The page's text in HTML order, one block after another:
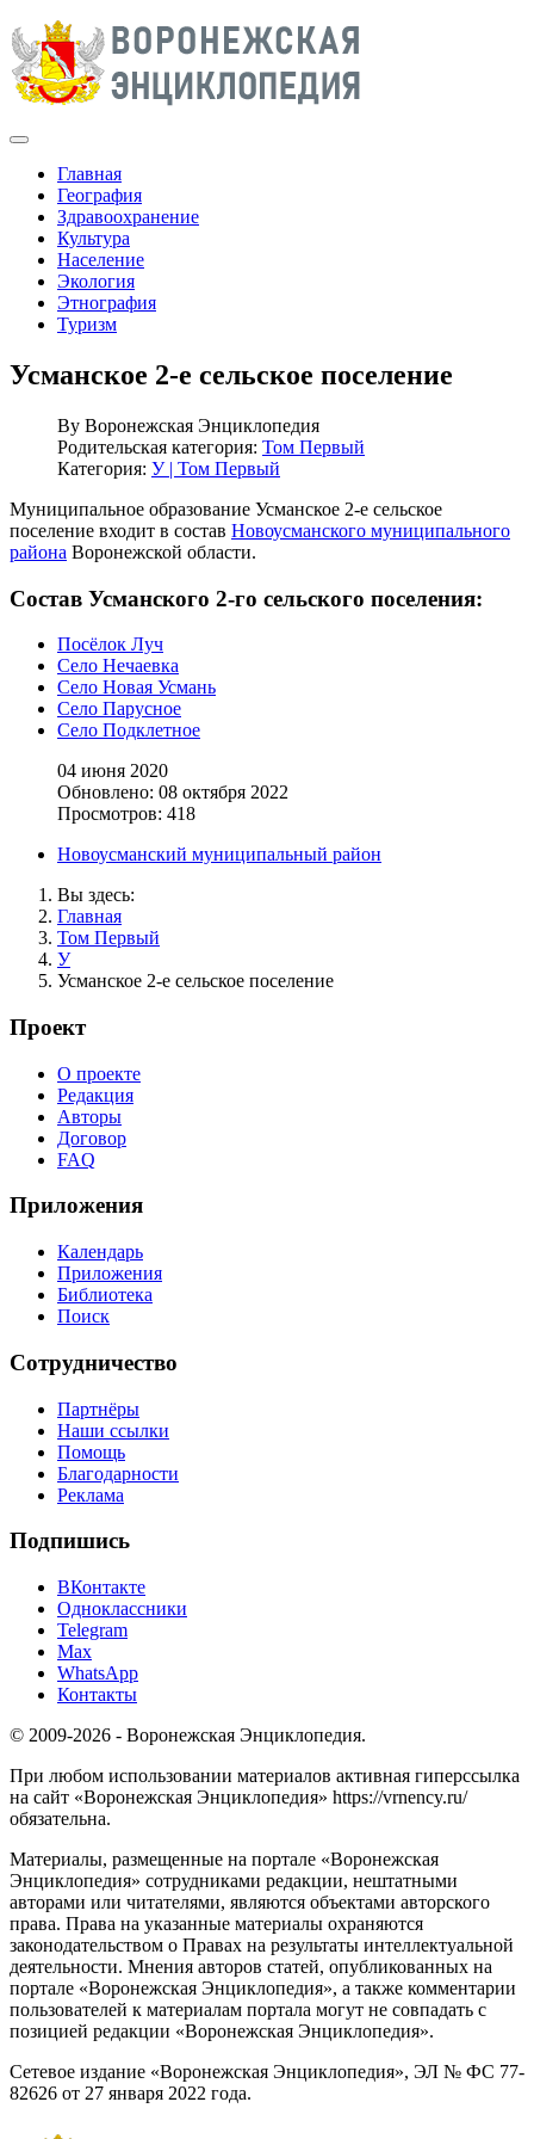
Главная
География
Здравоохранение
Культура
Население
Экология
Этнография
Туризм
Усманское 2-е сельское поселение
By Воронежская Энциклопедия
Родительская категория: Том Первый
Категория: У | Том Первый
Муниципальное образование Усманское 2-е сельское
поселение входит в состав Новоусманского муниципального
района Воронежской области.
Состав Усманского 2-го сельского поселения:
Посёлок Луч
Село Нечаевка
Село Новая Усмань
Село Парусное
Село Подклетное
04 июня 2020
Обновлено: 08 октября 2022
Просмотров: 418
Новоусманский муниципальный район
Вы здесь:
Главная
Том Первый
У
Усманское 2-е сельское поселение
Проект
О проекте
Редакция
Авторы
Договор
FAQ
Приложения
Календарь
Приложения
Библиотека
Поиск
Сотрудничество
Партнёры
Наши ссылки
Помощь
Благодарности
Реклама
Подпишись
ВКонтакте
Одноклассники
Telegram
Max
WhatsApp
Контакты
© 2009-2026 - Воронежская Энциклопедия.
При любом использовании материалов активная гиперссылка
на сайт «Воронежская Энциклопедия» https://vrnency.ru/
обязательна.
Материалы, размещенные на портале «Воронежская
Энциклопедия» сотрудниками редакции, нештатными
авторами или читателями, являются объектами авторского
права. Права на указанные материалы охраняются
законодательством о Правах на результаты интеллектуальной
деятельности. Мнения авторов статей, опубликованных на
портале «Воронежская Энциклопедия», а также комментарии
пользователей к материалам портала могут не совпадать с
позицией редакции «Воронежская Энциклопедия».
Сетевое издание «Воронежская Энциклопедия», ЭЛ № ФС 77-
82626 от 27 января 2022 года.